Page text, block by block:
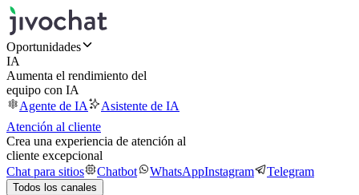
Oportunidades
IA
Aumenta el rendimiento del
equipo con IA
Agente de IA
Asistente de IA
Atención al cliente
Crea una experiencia de atención al
cliente excepcional
Chat para sitios
Chatbot WhatsAppInstagram Telegram
Todos los canales